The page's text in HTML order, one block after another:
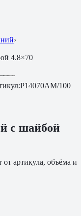
›
4.8×70
P14070AM/100
с шайбой
артикула, объёма и